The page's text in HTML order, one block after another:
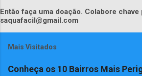
Então faça uma doação. Colabore chave
saquafacil@gmail.com
Mais Visitados
Conheça os 10 Bairros Mais